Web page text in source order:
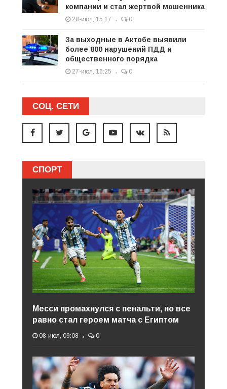
компании и стал жертвой мошенника
28-июл, 15:17 0
За выходные в Актобе выявили
более 800 нарушений ПДД и
общественного порядка
27-июл, 16:25 0
СОЦ. СЕТИ
СПОРТ
Месси промахнулся с пенальти, но все
равно стал героем матча с Египтом
08-июл, 09:08 0